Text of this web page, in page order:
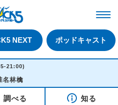
NEXT ポッドキャスト
21:00)
檎
調べる 知る